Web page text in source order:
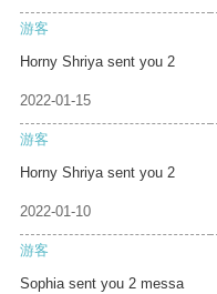
游客
Horny Shriya sent you 2
2022-01-15
游客
Horny Shriya sent you 2
2022-01-10
游客
Sophia sent you 2 messa